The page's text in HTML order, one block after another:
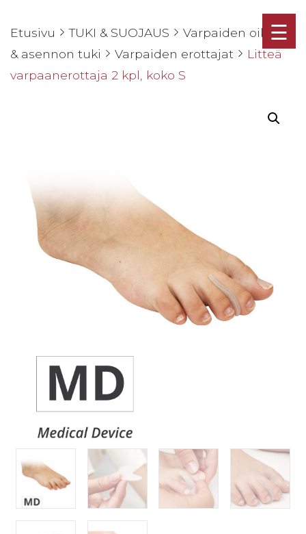
☰
Etusivu TUKI & SUOJAUS
Varpaiden oikaisu
& asennon tuki
Varpaiden erottajat
Litteä
varpaanerottaja 2 kpl, koko S